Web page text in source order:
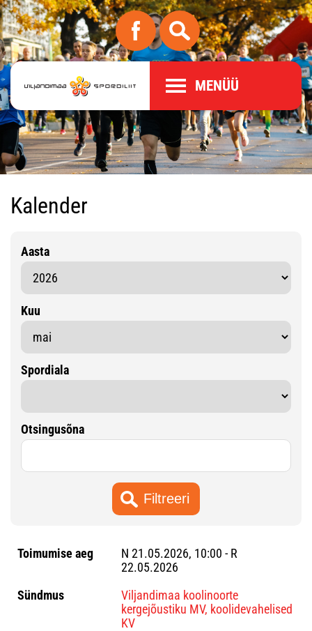
MENÜÜ
Kalender
Aasta
Kuu
Spordiala
Otsingusõna
N 21.05.2026, 10:00 - R
22.05.2026
Viljandimaa koolinoorte
kergejõustiku MV, koolidevahelised
KV